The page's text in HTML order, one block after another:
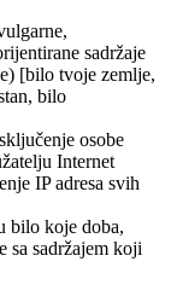
sadržaje
[bilo tvoje zemlje,
bilo
osobe
Internet
IP adresa svih
bilo koje doba,
sa sadržajem koji